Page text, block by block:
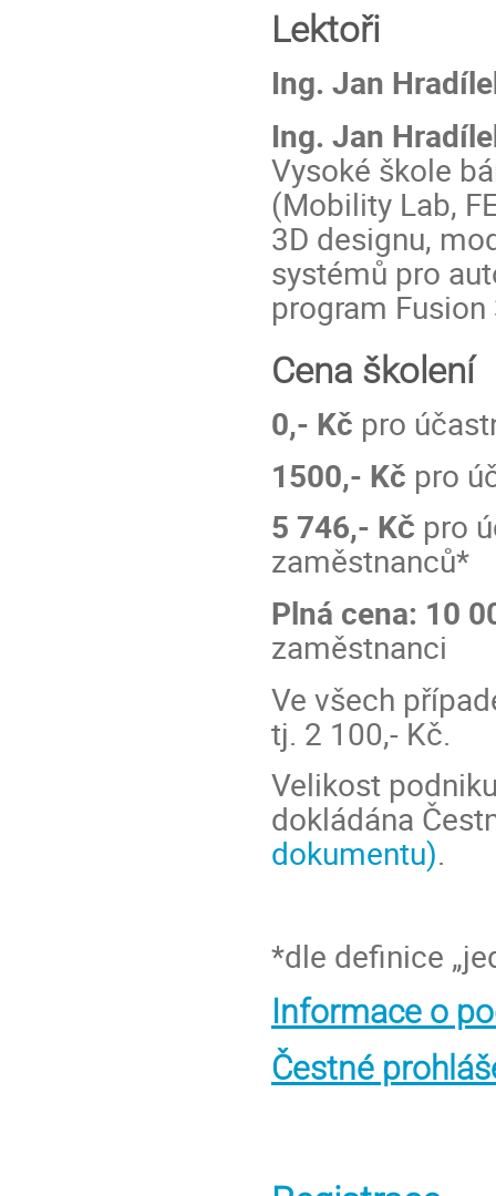
Lektoři
Ing. Jan
Ing. Jan
Vysoké škole
(Mobility Lab,
3D designu,
systémů pro
program
Cena školení
0,- Kč pro
1500,- Kč pro
5 746,- Kč pro
zaměstnanců*
Plná cena: 10
zaměstnanci
Ve všech
tj. 2 100,- Kč.
Velikost
dokládána
dokumentu).
*dle definice
Informace o
Čestné